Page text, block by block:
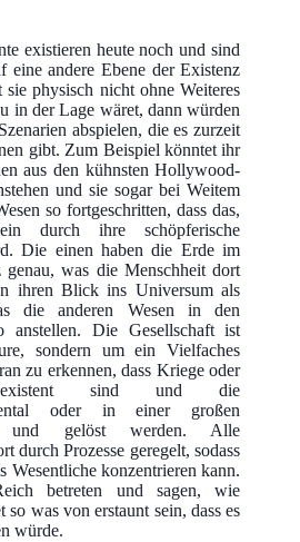
existieren heute noch und sind
eine andere Ebene der Existenz
physisch nicht ohne Weiteres
in der Lage wäret, dann würden
abspielen, die es zurzeit
gibt. Zum Beispiel könntet ihr
aus den kühnsten Hollywood-
und sie sogar bei Weitem
so fortgeschritten, dass das,
durch ihre schöpferische
Die einen haben die Erde im
was die Menschheit dort
ihren Blick ins Universum als
die anderen Wesen in den
anstellen. Die Gesellschaft ist
sondern um ein Vielfaches
zu erkennen, dass Kriege oder
existent sind und die
oder in einer großen
und gelöst werden. Alle
durch Prozesse geregelt, sodass
Wesentliche konzentrieren kann.
betreten und sagen, wie
was von erstaunt sein, dass es
würde.